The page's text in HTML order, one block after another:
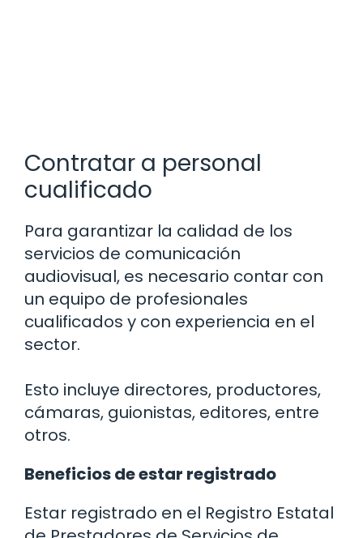
Contratar a personal
cualificado
Para garantizar la calidad de los
servicios de comunicación
audiovisual, es necesario contar con
un equipo de profesionales
cualificados y con experiencia en el
sector.
Esto incluye directores, productores,
cámaras, guionistas, editores, entre
otros.
Beneficios de estar registrado
Estar registrado en el Registro Estatal